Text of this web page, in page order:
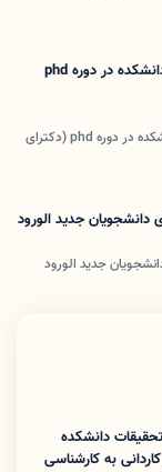
قبولی اعضای هیت علمی دانشکده در دوره phd
قبولی اعضای هیت علمی دانشکده در دوره phd (دکترای
دانشجویان جدید الورود
جدید الورود
دانشکده
به کارشناسی